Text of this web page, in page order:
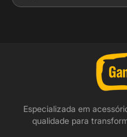
Especializada em
qualidade para